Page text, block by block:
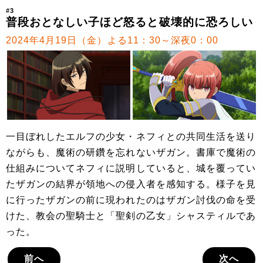
#3
普段おとなしい子ほど怒ると破壊的に恐ろしい
2024年4月19日（金）よる11：30～深夜0：00
一目ぼれしたエルフの少女・ネフィとの共同生活を送り
ながらも、魔術の研鑽を忘れないザガン。書庫で魔術の
仕組みについてネフィに説明していると、城を覆ってい
たザガンの結界が領地への侵入者を感知する。様子を見
に行ったザガンの前に現われたのはザガン討伐の命を受
けた、教会の聖騎士と「聖剣の乙女」シャスティルであ
った。
前へ 次へ